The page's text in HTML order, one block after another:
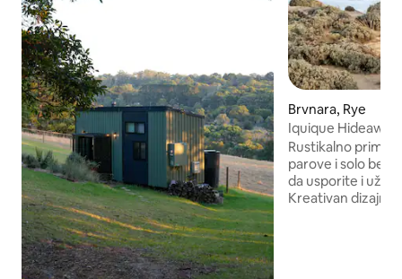
Brvnara, Rye
Iquique
Oušn Biča
Rustikalno
parove i solo
da usporite i
Kreativan dizajn